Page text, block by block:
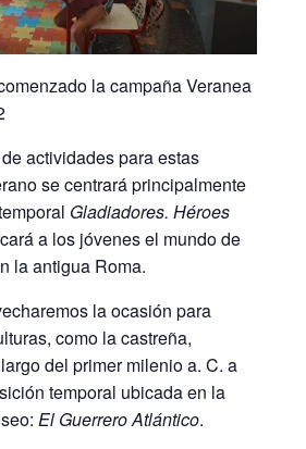
la campaña Veranea
actividades para estas
se centrará principalmente
Gladiadores. Héroes
a los jóvenes el mundo de
la antigua Roma.
la ocasión para
como la castreña,
del primer milenio a. C. a
temporal ubicada en la
El Guerrero Atlántico.